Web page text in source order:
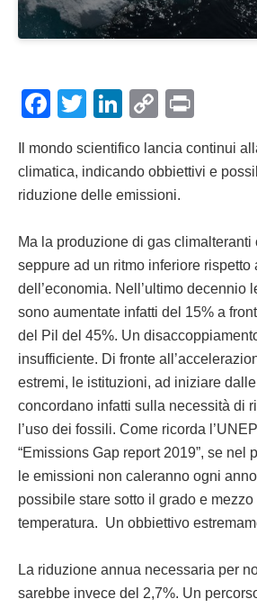
Facebook
TwitterLinkedIn
Copy
Il mondo scientifico lancia continui
climatica, indicando obbiettivi e
riduzione delle emissioni.
Ma la produzione di gas climalteranti
seppure ad un ritmo inferiore rispetto
dell’economia. Nell’ultimo decennio
sono aumentate infatti del 15% a
del Pil del 45%. Un
insufficiente. Di fronte
estremi, le istituzioni, ad iniziare
concordano infatti sulla necessità di
l’uso dei fossili. Come ricorda
“Emissions Gap report 2019”, se nel
le emissioni non caleranno ogni
possibile stare sotto il grado e
temperatura. Un obbiettivo
La riduzione annua necessaria per
sarebbe invece del 2,7%. Un